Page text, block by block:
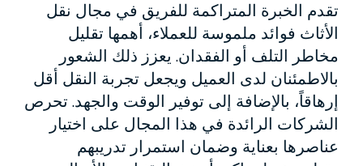
تقدم الخبرة المتراكمة للفريق في مجال نقل
الأثاث فوائد ملموسة للعملاء، أهمها تقليل
مخاطر التلف أو الفقدان. يعزز ذلك الشعور
بالاطمئنان لدى العميل ويجعل تجربة النقل أقل
إرهاقاً، بالإضافة إلى توفير الوقت والجهد. تحرص
الشركات الرائدة في هذا المجال على اختيار
عناصرها بعناية وضمان استمرار تدريبهم